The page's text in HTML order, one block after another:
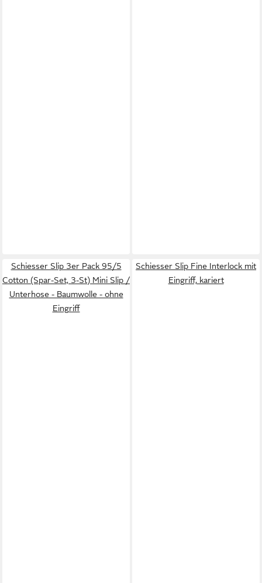
Schiesser Slip 3er Pack 95/5
Cotton (Spar-Set, 3-St) Mini Slip /
Unterhose - Baumwolle - ohne
Eingriff
Schiesser Slip Fine Interlock mit
Eingriff, kariert